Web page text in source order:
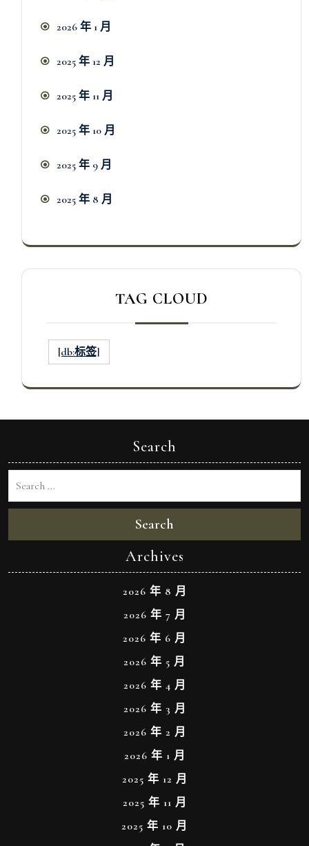
2026 年 1 月
2025 年 12 月
2025 年 11 月
2025 年 10 月
2025 年 9 月
2025 年 8 月
TAG CLOUD
[db:标签]
Search
Search
Archives
2026 年 8 月
2026 年 7 月
2026 年 6 月
2026 年 5 月
2026 年 4 月
2026 年 3 月
2026 年 2 月
2026 年 1 月
2025 年 12 月
2025 年 11 月
2025 年 10 月